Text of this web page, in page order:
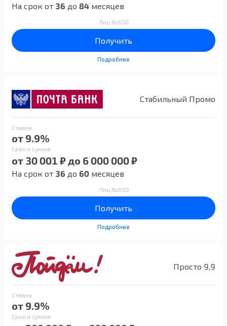
На срок от 36 до 84 месяцев
Лиц №650
Получить
Подробнее
Стабильный Промо
Ставка
от 9.9%
Срок и сумма
от 30 001 ₽ до 6 000 000 ₽
На срок от 36 до 60 месяцев
Лиц №650
Получить
Подробнее
Просто 9,9
Ставка
от 9.9%
Срок и сумма